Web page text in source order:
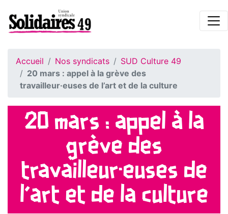
Accueil Nos syndicats
SUD Culture 49
20 mars : appel à la grève des
travailleur·euses de l’art et de la culture
20 mars : appel à la
grève des
travailleur·euses de
l’art et de la culture